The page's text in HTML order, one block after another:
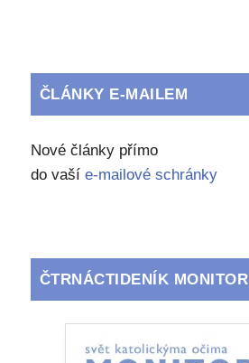
ČLÁNKY E-MAILEM
Nové články přímo
do vaší e-mailové schránky
ČTRNÁCTIDENÍK MONITOR